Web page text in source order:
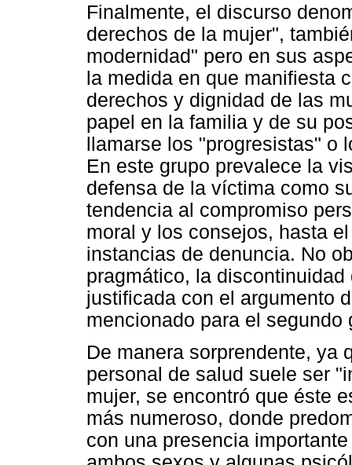
Finalmente, el discurso
derechos de la mujer",
modernidad" pero en sus
la medida en que manifiesta
derechos y dignidad de las
papel en la familia y de su
llamarse los "progresistas" o
En este grupo prevalece la
defensa de la víctima como
tendencia al compromiso
moral y los consejos, hasta
instancias de denuncia. No
pragmático, la
justificada con el argumento
mencionado para el segundo
De manera sorprendente, ya
personal de salud suele ser
mujer, se encontró que éste
más numeroso, donde
con una presencia